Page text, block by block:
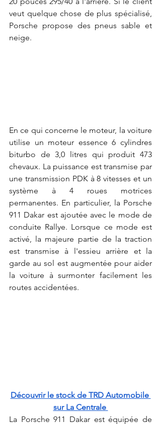
veut quelque chose de plus spécialisé,
Porsche propose des pneus sable et
neige.
En ce qui concerne le moteur, la voiture
utilise un moteur essence 6 cylindres
biturbo de 3,0 litres qui produit 473
chevaux. La puissance est transmise par
une transmission PDK à 8 vitesses et un
système à 4 roues motrices
permanentes. En particulier, la Porsche
911 Dakar est ajoutée avec le mode de
conduite Rallye. Lorsque ce mode est
activé, la majeure partie de la traction
est transmise à l'essieu arrière et la
garde au sol est augmentée pour aider
la voiture à surmonter facilement les
routes accidentées.
Découvrir le stock de TRD Automobile
sur La Centrale
La Porsche 911 Dakar est équipée de